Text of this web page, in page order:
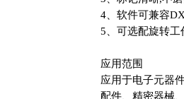
4、软件可兼容
5、可选配旋转
应用范围
应用于电子元器
配件、精密器械